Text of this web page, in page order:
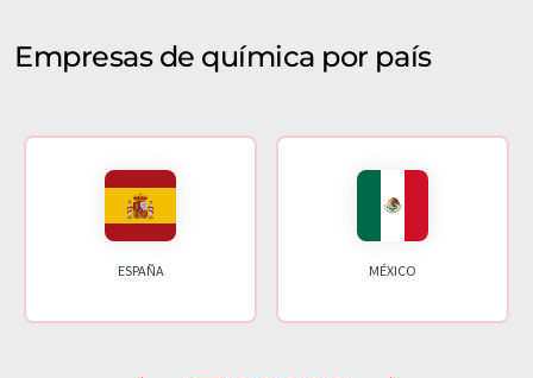
Empresas de química por país
ESPAÑA MÉXICO